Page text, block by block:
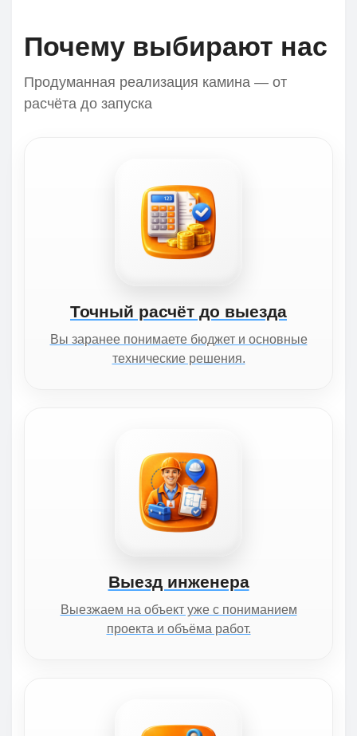
Почему выбирают нас
Продуманная реализация камина — от
расчёта до запуска
Точный расчёт до выезда
Вы заранее понимаете бюджет и основные
технические решения.
Выезд инженера
Выезжаем на объект уже с пониманием
проекта и объёма работ.